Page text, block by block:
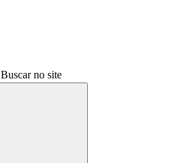
Buscar no site